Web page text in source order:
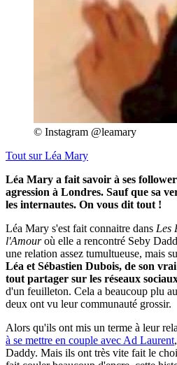
© Instagram @leamary
Tout surLéa Mary
Léa Mary a fait savoir à ses
agression à Londres. Sauf que sa
les internautes. On vous dit tout !
Léa Mary s'est fait connaitre dans Les
l'Amouroù elle a rencontré Seby
une relation assez tumultueuse, mais
Léa et Sébastien Dubois, de son
tout partager sur les réseaux
d'un feuilleton. Cela a beaucoup plu
deux ont vu leur communauté grossir.
Alors qu'ils ont mis un terme à leur
à se mettre en couple avec Ad Laurent
Daddy. Mais ils ont très vite fait le